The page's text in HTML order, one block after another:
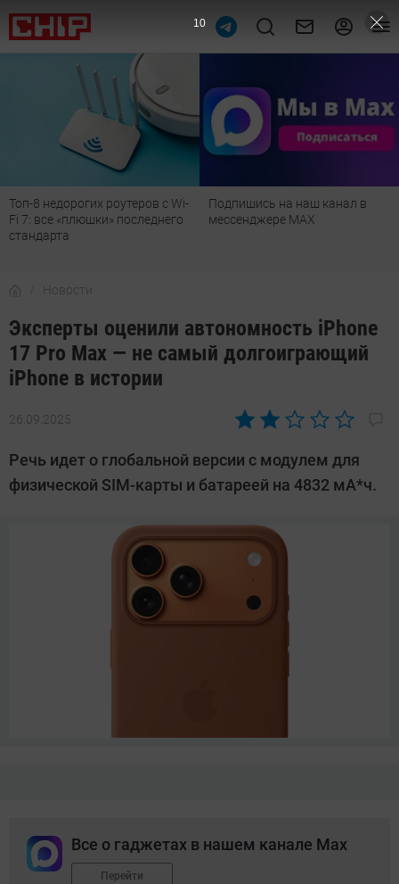
Топ-8 недорогих роутеров с Wi-
Fi 7: все «плюшки» последнего
стандарта
Подпишись на наш канал в
мессенджере МАХ
Новости
Эксперты оценили автономность iPhone
17 Pro Max — не самый долгоиграющий
iPhone в истории
26.09.2025
Автор:
Калашников
Речь идет о глобальной версии с модулем для
физической SIM-карты и батареей на 4832 мА*ч.
Все о гаджетах в нашем канале Max
Перейти
9